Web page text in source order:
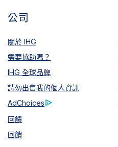
公司
關於 IHG
需要協助嗎？
IHG 全球品牌
請勿出售我的個人資訊
AdChoices
回饋
回饋